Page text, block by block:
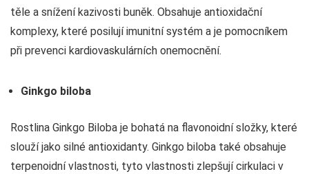
těle a snížení kazivosti buněk. Obsahuje antioxidační
komplexy, které posilují imunitní systém a je pomocníkem
při prevenci kardiovaskulárních onemocnění.
Ginkgo biloba
Rostlina Ginkgo Biloba je bohatá na flavonoidní složky, které
slouží jako silné antioxidanty. Ginkgo biloba také obsahuje
terpenoidní vlastnosti, tyto vlastnosti zlepšují cirkulaci v